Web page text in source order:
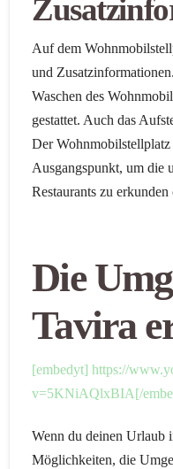
Auf dem
und
Waschen des
gestattet. Auch das
Der
Ausgangspunkt, um die
Restaurants zu
Die
Tavira
[embedyt] https://
v=5KNiAQlxBIA[/
Wenn du deinen Urlaub
Möglichkeiten, die